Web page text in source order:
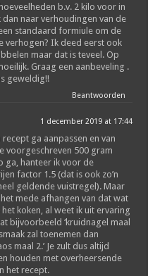
b.v. 2 kilo voor in
naar verhoudingen van de
standaard formiule om de
verhogen? Ik deed eerst ook
maar dat is teveel. Op
Graag een aanbeveling .
geweldig!!
Beantwoorden
1 december 2019 at 17:44
recept ga aanpassen en van
voorgeschreven 500 gram
ga, hanteer ik voor de
factor 1.5 (dat is ook zo’n
geldende vuistregel). Maar
mede afhangen van dat wat
koken, al weet ik uit ervaring
bijvoorbeeld ‘kruidnagel maal
zal toenemen dan
maal 2.’ Je zult dus altijd
houden met overheersende
het recept.